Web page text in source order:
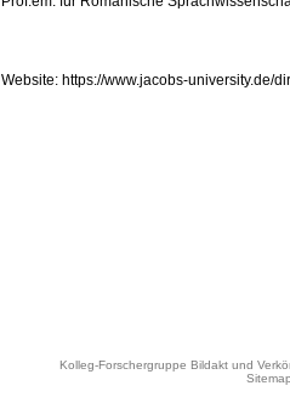
Website: https://www.jacobs-university.de/
Kolleg-Forschergruppe Bildakt und